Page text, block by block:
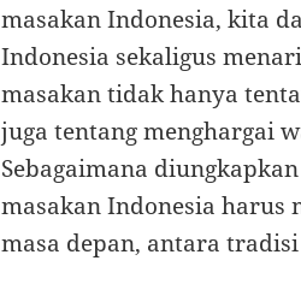
masakan Indonesia, kita
Indonesia sekaligus
masakan tidak hanya
juga tentang menghargai
Sebagaimana
masakan Indonesia harus
masa depan, antara